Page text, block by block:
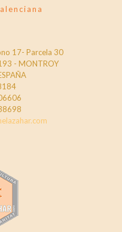
17- Parcela 30
- MONTROY